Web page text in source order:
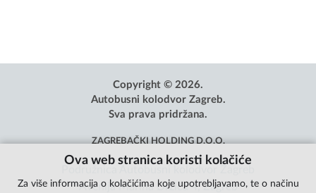
Copyright © 2026.
Autobusni kolodvor Zagreb.
Sva prava pridržana.
ZAGREBAČKI HOLDING D.O.O.
Avenija Marina Držića 4, Zagreb
Ova web stranica koristi kolačiće
Za više informacija o kolačićima koje upotrebljavamo, te o načinu